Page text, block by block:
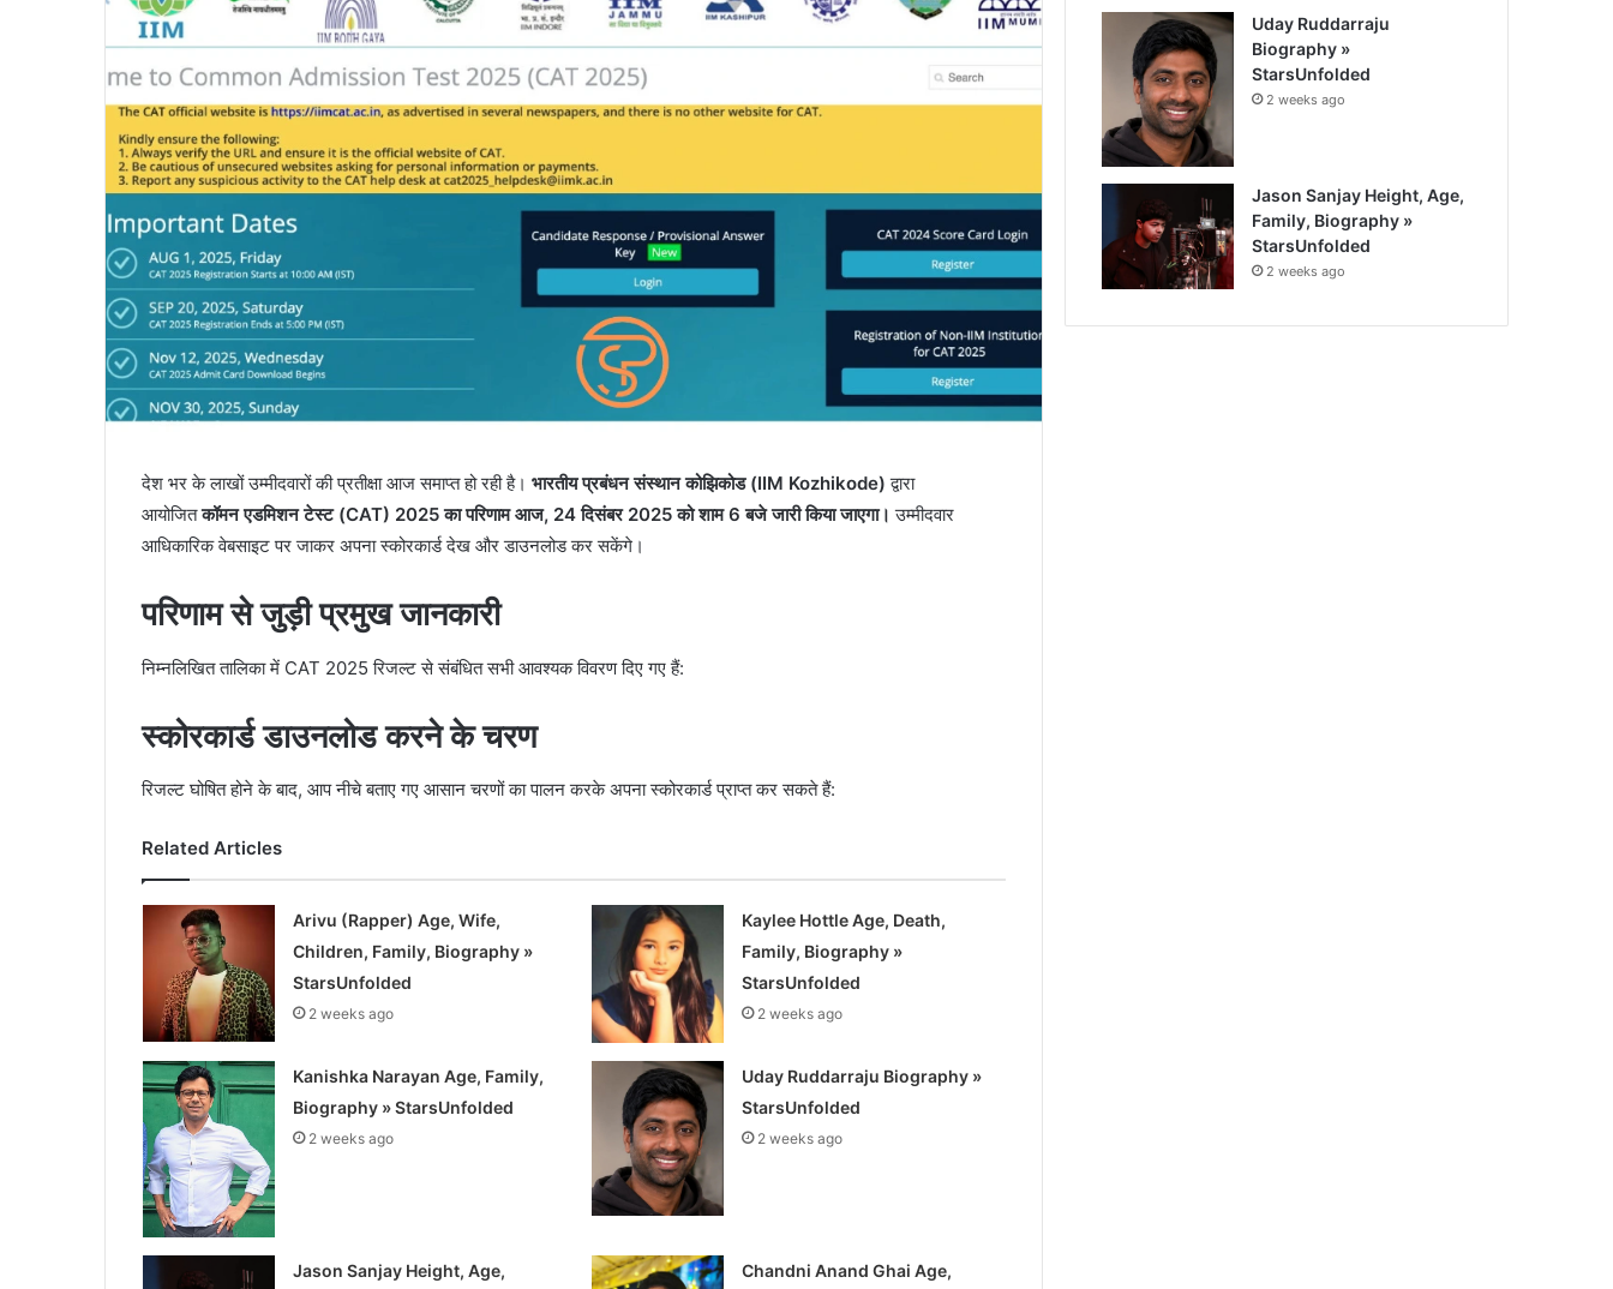
देश भर के लाखों उम्मीदवारों की प्रतीक्षा आज समाप्त हो रही है। भारतीय प्रबंधन संस्थान कोझिकोड (IIM Kozhikode) द्वारा
आयोजितकॉमन एडमिशन टेस्ट (CAT) 2025 का परिणाम आज, 24 दिसंबर 2025 को शाम 6 बजे जारी किया जाएगा। उम्मीदवार
आधिकारिक वेबसाइट पर जाकर अपना स्कोरकार्ड देख और डाउनलोड कर सकेंगे।
परिणाम से जुड़ी प्रमुख जानकारी
निम्नलिखित तालिका में CAT 2025 रिजल्ट से संबंधित सभी आवश्यक विवरण दिए गए हैं:
स्कोरकार्ड डाउनलोड करने के चरण
रिजल्ट घोषित होने के बाद, आप नीचे बताए गए आसान चरणों का पालन करके अपना स्कोरकार्ड प्राप्त कर सकते हैं:
Related Articles
Arivu (Rapper) Age, Wife,
Children, Family, Biography »
StarsUnfolded
2 weeks ago
Kaylee Hottle Age, Death,
Family, Biography »
StarsUnfolded
2 weeks ago
Kanishka Narayan Age, Family,
Biography » StarsUnfolded
2 weeks ago
Uday Ruddarraju Biography »
StarsUnfolded
2 weeks ago
Jason Sanjay Height, Age,
Chandni Anand Ghai Age,
Uday Ruddarraju
Biography »
StarsUnfolded
2 weeks ago
Jason Sanjay Height, Age,
Family, Biography »
StarsUnfolded
2 weeks ago